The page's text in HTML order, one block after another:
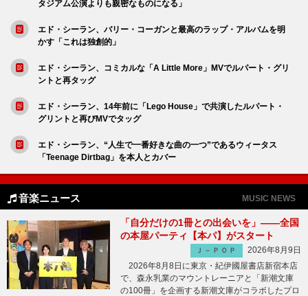
タジアム公演よりも親密なものになる」
エド・シーラン、バリー・コーガンと最高のラップ・アルバムを明
かす「これは独創的」
エド・シーラン、コミカルな「A Little More」MVでルパート・グリ
ントと再タッグ
エド・シーラン、14年前に「Lego House」で共演したルパート・
グリントと再びMVでタッグ
エド・シーラン、“人生で一番好きな曲の一つ”であるウィータス
「Teenage Dirtbag」を本人とカバー
音楽ニュース MUSIC NEWS
「自分だけの1冊との出会いを」――全国
の本屋パーティ【本パ】がスタート
Ｊ－ＰＯＰ
2026年8月9日
2026年8月8日に東京・紀伊國屋書店新宿本店
で、森永乳業のマウントレーニアと「新潮文庫
の100冊」を企画する新潮文庫がコラボしたプロ